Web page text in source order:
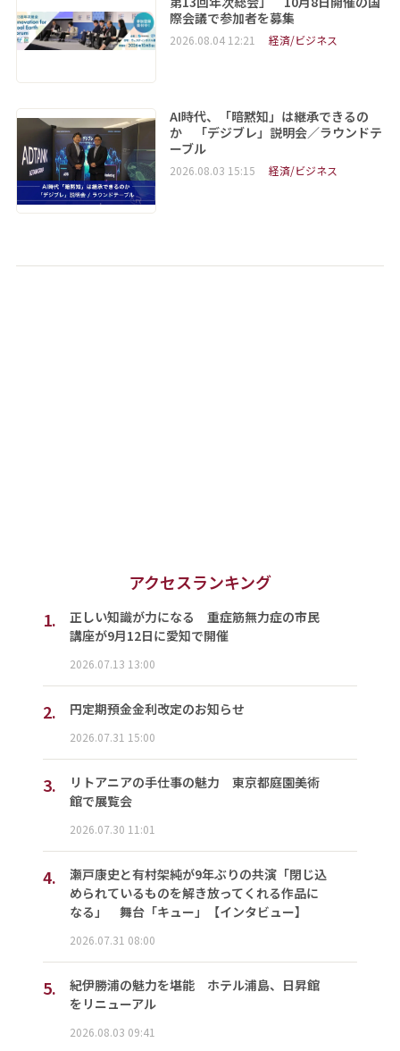
際会議で参加者を募集
2026.08.04 12:21 経済/ビジネス
AI時代、「暗黙知」は継承できるの
か 「デジブレ」説明会／ラウンドテ
ーブル
2026.08.03 15:15 経済/ビジネス
アクセスランキング
1.
正しい知識が力になる 重症筋無力症の市民
講座が9月12日に愛知で開催
2026.07.13 13:00
2. 円定期預金金利改定のお知らせ
2026.07.31 15:00
3.
リトアニアの手仕事の魅力 東京都庭園美術
館で展覧会
2026.07.30 11:01
4.
瀬戸康史と有村架純が9年ぶりの共演「閉じ込
められているものを解き放ってくれる作品に
なる」 舞台「キュー」【インタビュー】
2026.07.31 08:00
5.
紀伊勝浦の魅力を堪能 ホテル浦島、日昇館
をリニューアル
2026.08.03 09:41